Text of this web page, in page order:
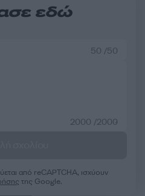
εδώ
50 /50
2000 /2000
από reCAPTCHA, ισχύουν
της Google.